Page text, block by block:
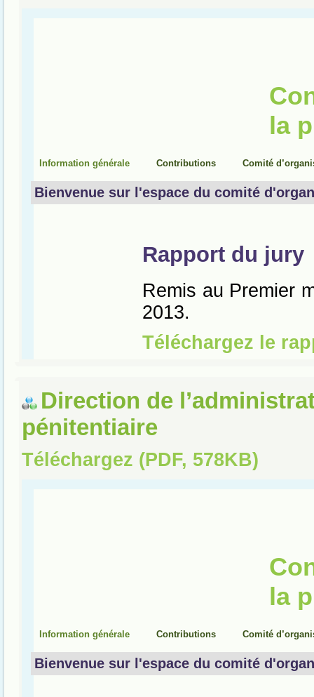
Direction de
pénitentiaire
Téléchargez (PDF, 578KB)